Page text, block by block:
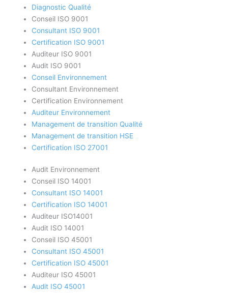
Diagnostic Qualité
Conseil ISO 9001
Consultant ISO 9001
Certification ISO 9001
Auditeur ISO 9001
Audit ISO 9001
Conseil Environnement
Consultant Environnement
Certification Environnement
Auditeur Environnement
Management de transition Qualité
Management de transition HSE
Certification ISO 27001
Audit Environnement
Conseil ISO 14001
Consultant ISO 14001
Certification ISO 14001
Auditeur ISO14001
Audit ISO 14001
Conseil ISO 45001
Consultant ISO 45001
Certification ISO 45001
Auditeur ISO 45001
Audit ISO 45001